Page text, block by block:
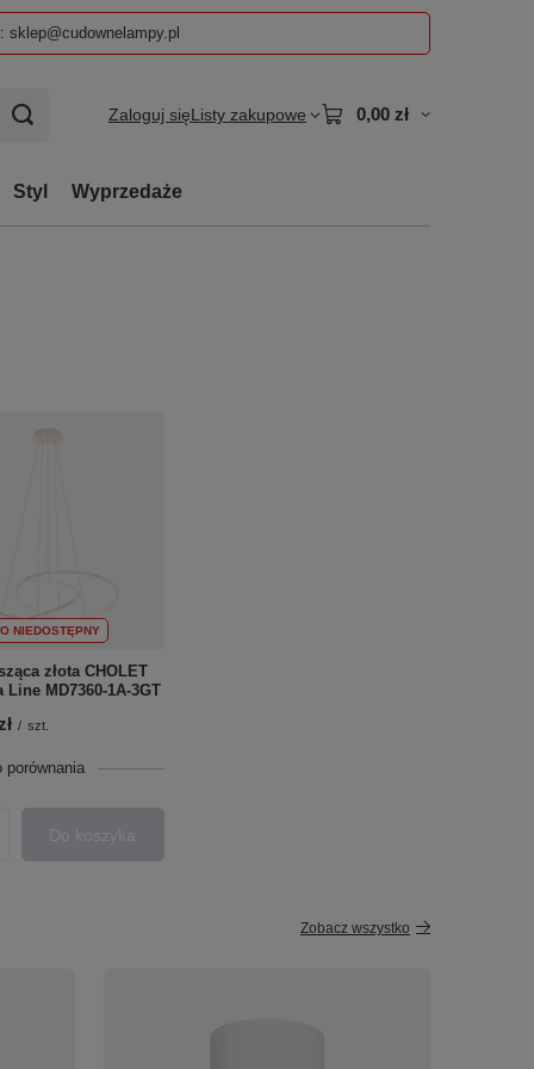
sklep@cudownelampy.pl
Zaloguj sięListy zakupowe 0,00 zł
Styl Wyprzedaże
NIEDOSTĘPNY
złota CHOLET
Line MD7360-1A-3GT
/ szt.
porównania
Do koszyka
Zobacz wszystko